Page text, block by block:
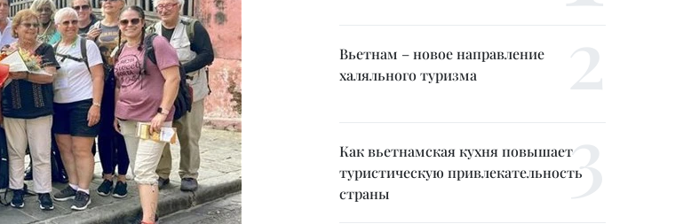
Вьетнам – новое направление
халяльного туризма
Как вьетнамская кухня повышает
туристическую привлекательность
страны